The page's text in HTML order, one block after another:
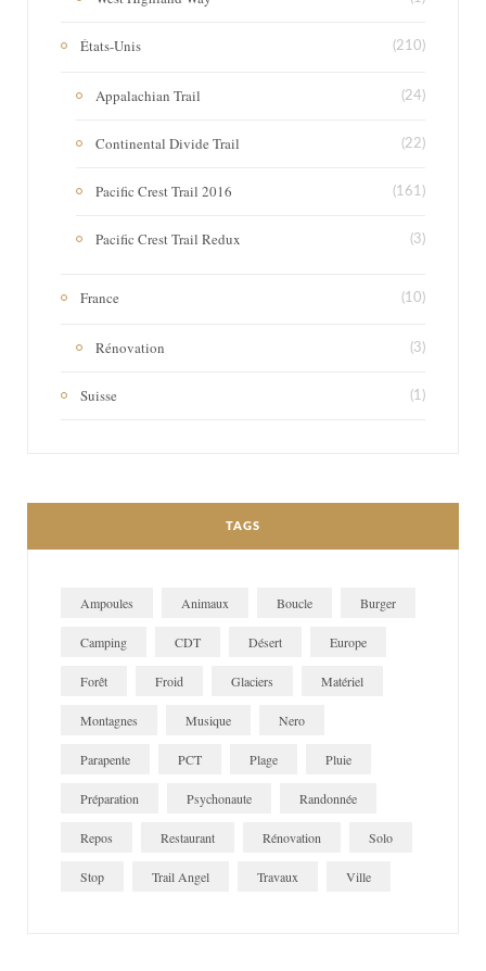
États-Unis (210)
Appalachian Trail (24)
Continental Divide Trail (22)
Pacific Crest Trail 2016 (161)
Pacific Crest Trail Redux (3)
France (10)
Rénovation (3)
Suisse (1)
TAGS
Ampoules Animaux Boucle Burger
Camping CDT Désert Europe
Forêt Froid Glaciers Matériel
Montagnes Musique Nero
Parapente PCT Plage Pluie
Préparation Psychonaute Randonnée
Repos Restaurant Rénovation Solo
Stop Trail Angel Travaux Ville